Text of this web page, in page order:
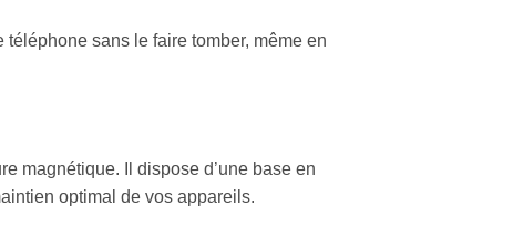
sans le faire tomber, même en
magnétique. Il dispose d’une base en
optimal de vos appareils.